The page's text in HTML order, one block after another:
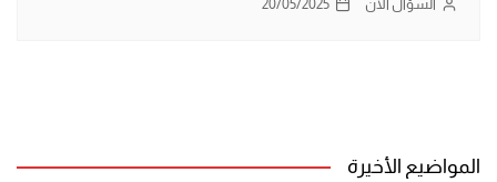
السؤال الآن 20/05/2025
المواضيع الأخيرة